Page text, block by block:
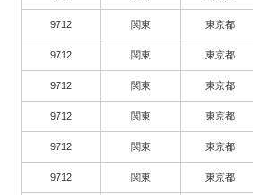
9712 関東 東京都
9712 関東 東京都
9712 関東 東京都
9712 関東 東京都
9712 関東 東京都
9712 関東 東京都